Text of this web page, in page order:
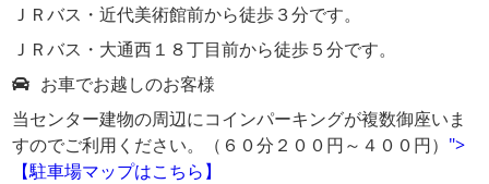
ＪＲバス・近代美術館前から徒歩３分です。
ＪＲバス・大通西１８丁目前から徒歩５分です。
お車でお越しのお客様
当センター建物の周辺にコインパーキングが複数御座いま
すのでご利用ください。（６０分２００円～４００円） ">
【駐車場マップはこちら】